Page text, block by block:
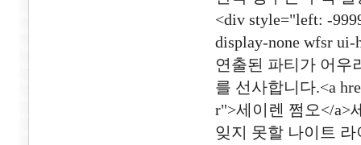
<div style="left: -
display-none wfsr
연출된 파티가 어우
를 선사합니다.<a
r">세이렌 쩜오</a>
잊지 못할 나이트 라